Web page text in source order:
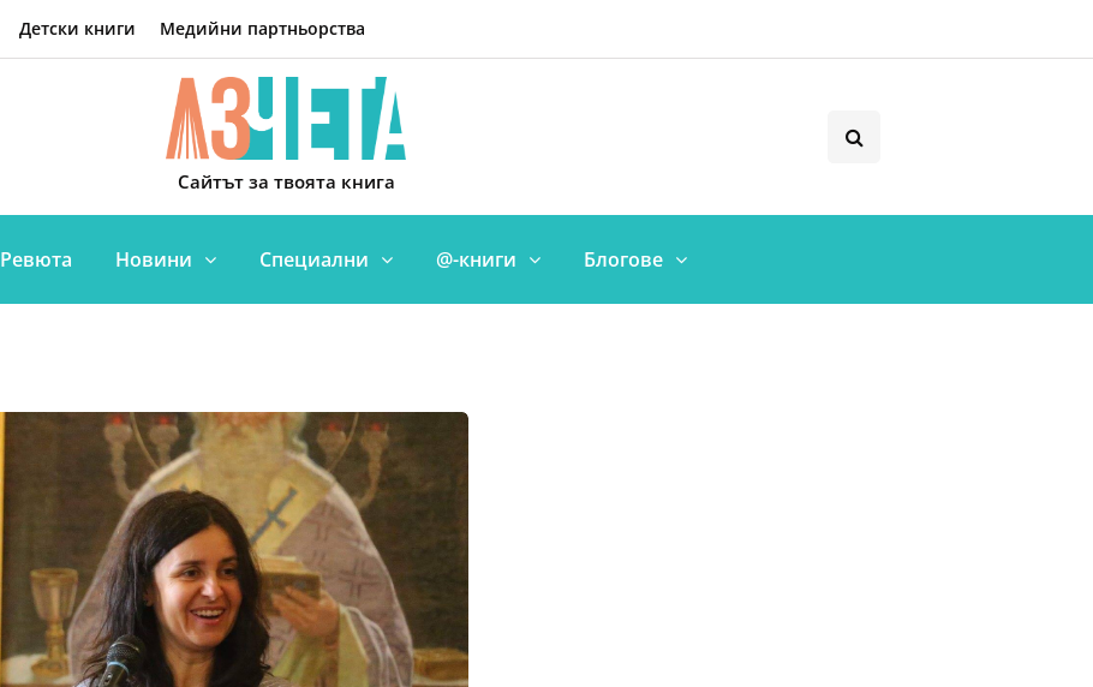
Детски книги Медийни партньорства
Сайтът за твоята книга
Ревюта Новини Специални @-книги Блогове